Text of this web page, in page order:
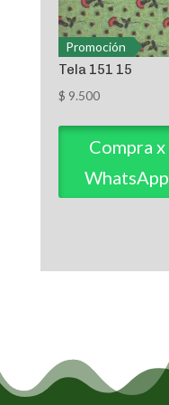
Promoción
Tela 151 15
$ 9.500
Compra x
WhatsApp